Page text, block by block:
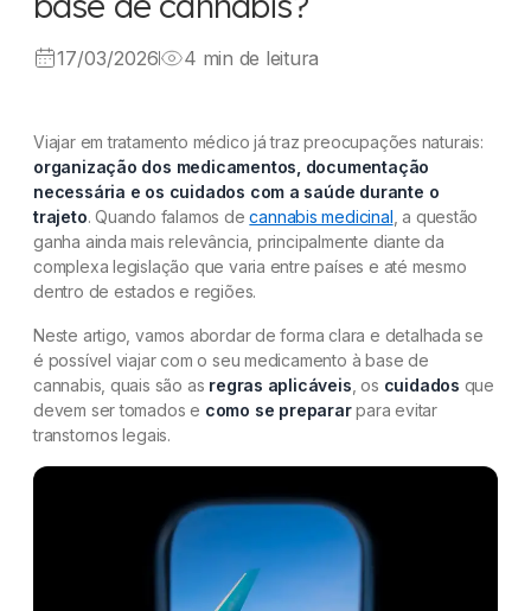
17/03/2026 4 min de leitura
Viajar em tratamento médico já traz preocupações naturais:
organização dos medicamentos, documentação
necessária e os cuidados com a saúde durante o
trajeto. Quando falamos decannabis medicinal , a questão
ganha ainda mais relevância, principalmente diante da
complexa legislação que varia entre países e até mesmo
dentro de estados e regiões.
Neste artigo, vamos abordar de forma clara e detalhada se
é possível viajar com o seu medicamento à base de
cannabis, quais são as regras aplicáveis , os cuidados que
devem ser tomados e como se prepararpara evitar
transtornos legais.